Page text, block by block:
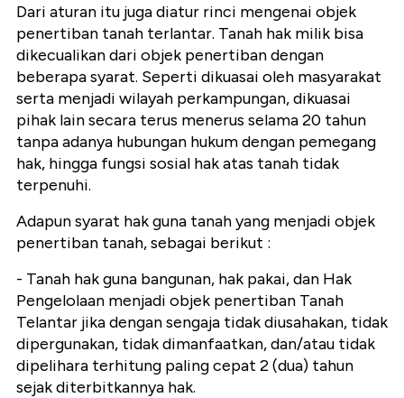
Dari aturan itu juga diatur rinci mengenai objek
penertiban tanah terlantar. Tanah hak milik bisa
dikecualikan dari objek penertiban dengan
beberapa syarat. Seperti dikuasai oleh masyarakat
serta menjadi wilayah perkampungan, dikuasai
pihak lain secara terus menerus selama 20 tahun
tanpa adanya hubungan hukum dengan pemegang
hak, hingga fungsi sosial hak atas tanah tidak
terpenuhi.
Adapun syarat hak guna tanah yang menjadi objek
penertiban tanah, sebagai berikut :
- Tanah hak guna bangunan, hak pakai, dan Hak
Pengelolaan menjadi objek penertiban Tanah
Telantar jika dengan sengaja tidak diusahakan, tidak
dipergunakan, tidak dimanfaatkan, dan/atau tidak
dipelihara terhitung paling cepat 2 (dua) tahun
sejak diterbitkannya hak.